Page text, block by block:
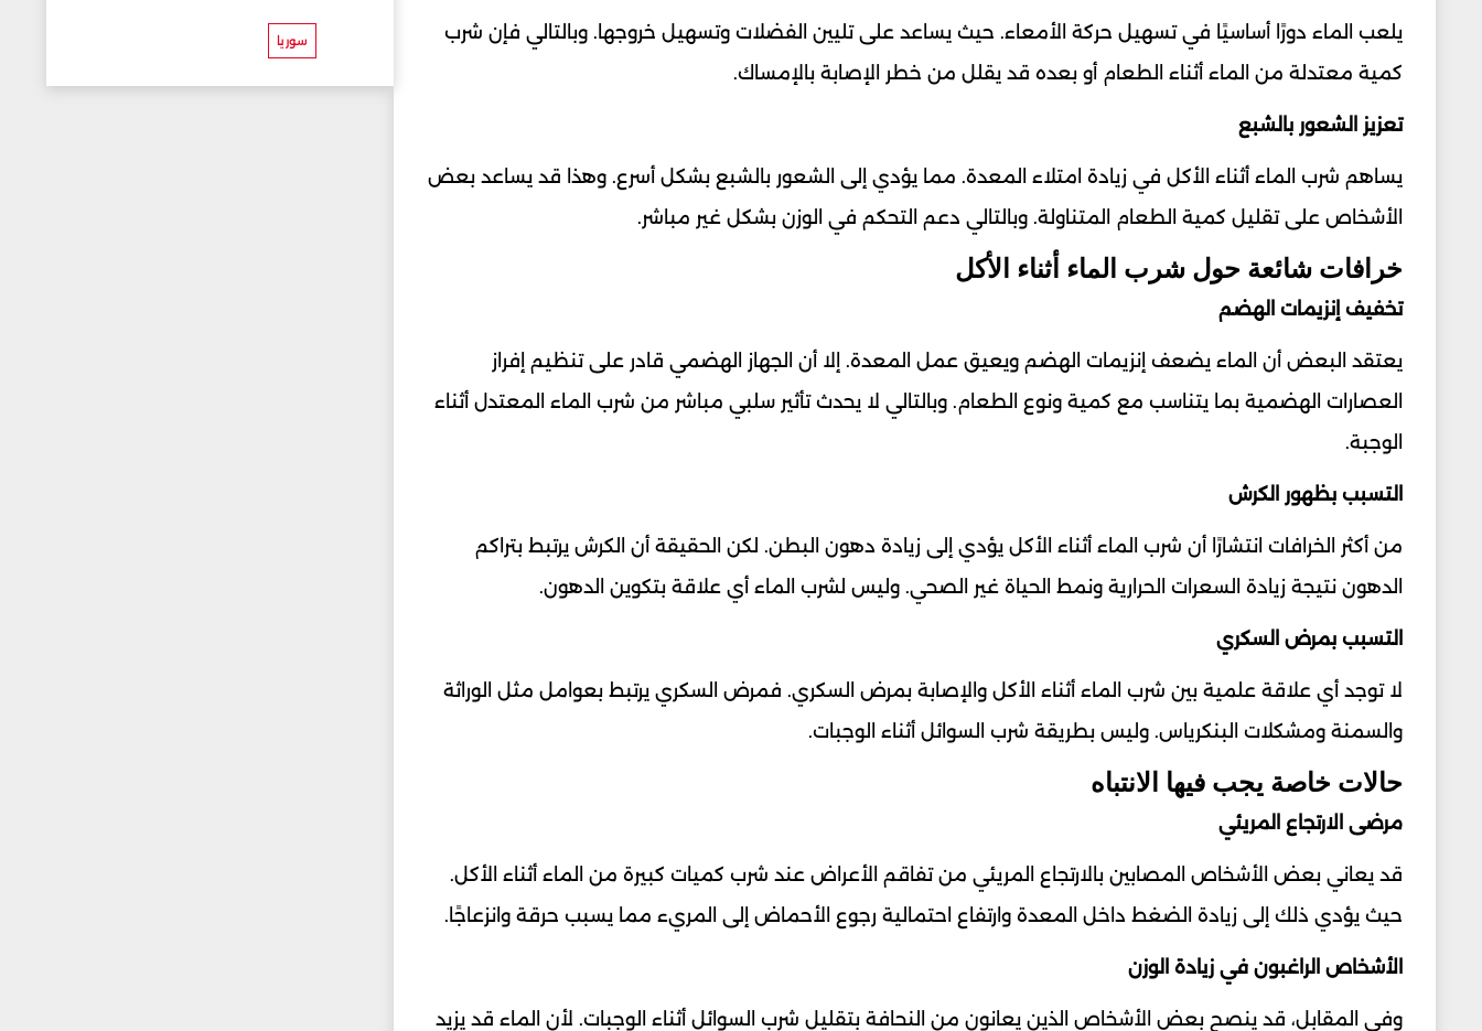
يلعب الماء دورًا أساسيًا في تسهيل حركة الأمعاء. حيث يساعد على تليين الفضلات وتسهيل خروجها. وبالتالي فإن شرب
كمية معتدلة من الماء أثناء الطعام أو بعده قد يقلل من خطر الإصابة بالإمساك.
تعزيز الشعور بالشبع
يساهم شرب الماء أثناء الأكل في زيادة امتلاء المعدة. مما يؤدي إلى الشعور بالشبع بشكل أسرع. وهذا قد يساعد بعض
الأشخاص على تقليل كمية الطعام المتناولة. وبالتالي دعم التحكم في الوزن بشكل غير مباشر.
خرافات شائعة حول شرب الماء أثناء الأكل
تخفيف إنزيمات الهضم
يعتقد البعض أن الماء يضعف إنزيمات الهضم ويعيق عمل المعدة. إلا أن الجهاز الهضمي قادر على تنظيم إفراز
العصارات الهضمية بما يتناسب مع كمية ونوع الطعام. وبالتالي لا يحدث تأثير سلبي مباشر من شرب الماء المعتدل أثناء
الوجبة.
التسبب بظهور الكرش
من أكثر الخرافات انتشارًا أن شرب الماء أثناء الأكل يؤدي إلى زيادة دهون البطن. لكن الحقيقة أن الكرش يرتبط بتراكم
الدهون نتيجة زيادة السعرات الحرارية ونمط الحياة غير الصحي. وليس لشرب الماء أي علاقة بتكوين الدهون.
التسبب بمرض السكري
لا توجد أي علاقة علمية بين شرب الماء أثناء الأكل والإصابة بمرض السكري. فمرض السكري يرتبط بعوامل مثل الوراثة
والسمنة ومشكلات البنكرياس. وليس بطريقة شرب السوائل أثناء الوجبات.
حالات خاصة يجب فيها الانتباه
مرضى الارتجاع المريئي
قد يعاني بعض الأشخاص المصابين بالارتجاع المريئي من تفاقم الأعراض عند شرب كميات كبيرة من الماء أثناء الأكل.
حيث يؤدي ذلك إلى زيادة الضغط داخل المعدة وارتفاع احتمالية رجوع الأحماض إلى المريء مما يسبب حرقة وانزعاجًا.
الأشخاص الراغبون في زيادة الوزن
وفي المقابل، قد ينصح بعض الأشخاص الذين يعانون من النحافة بتقليل شرب السوائل أثناء الوجبات. لأن الماء قد يزيد
سوريا